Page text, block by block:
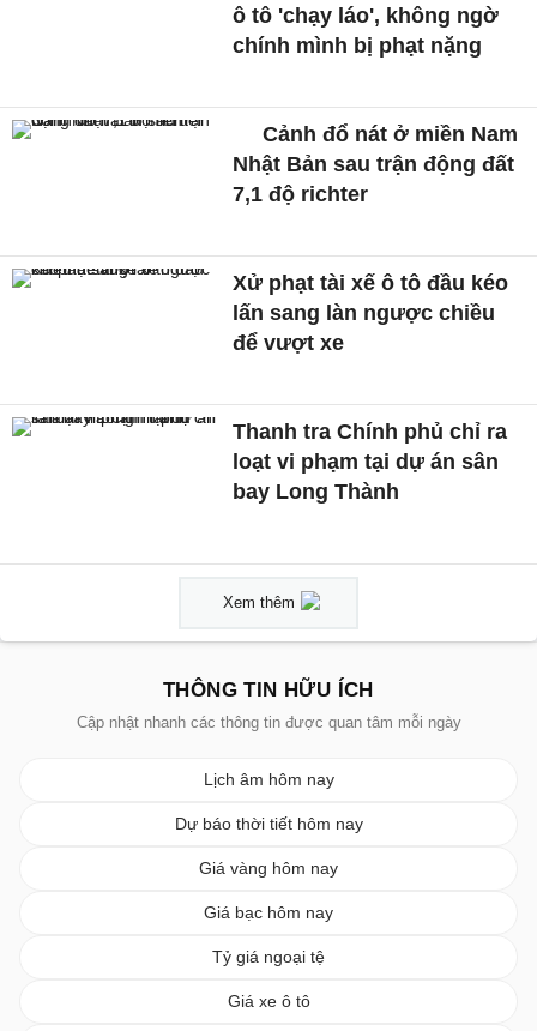
ô tô 'chạy láo', không ngờ
chính mình bị phạt nặng
Cảnh đổ nát ở miền Nam
Nhật Bản sau trận động đất
7,1 độ richter
Xử phạt tài xế ô tô đầu kéo
lấn sang làn ngược chiều
để vượt xe
Thanh tra Chính phủ chỉ ra
loạt vi phạm tại dự án sân
bay Long Thành
Xem thêm
THÔNG TIN HỮU ÍCH
Cập nhật nhanh các thông tin được quan tâm mỗi ngày
Lịch âm hôm nay
Dự báo thời tiết hôm nay
Giá vàng hôm nay
Giá bạc hôm nay
Tỷ giá ngoại tệ
Giá xe ô tô